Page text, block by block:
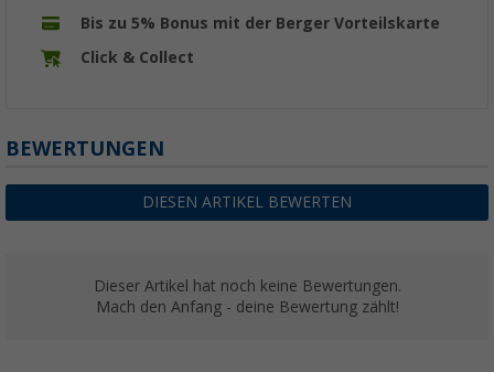
Bis zu 5% Bonus mit der Berger Vorteilskarte
Click & Collect
BEWERTUNGEN
DIESEN ARTIKEL BEWERTEN
Dieser Artikel hat noch keine Bewertungen.
Mach den Anfang - deine Bewertung zählt!